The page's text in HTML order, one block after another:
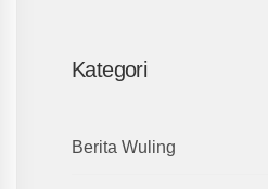
Kategori
Berita Wuling